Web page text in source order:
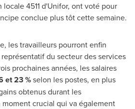
4511 d'Unifor, ont voté pour
conclue plus tôt cette semaine.
les travailleurs pourront enfin
du secteur des services
prochaines années, les salaires
et 23 %selon les postes, en plus
obtenus durant les
crucial qui va également